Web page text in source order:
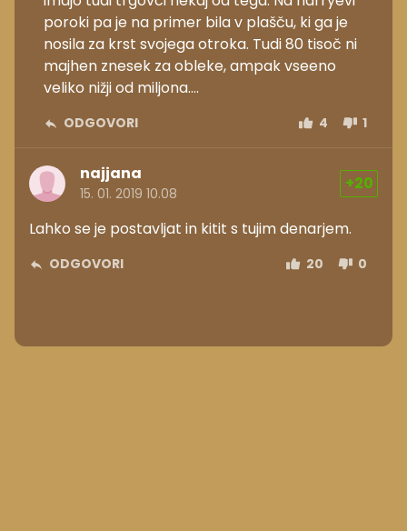
poroki pa je na primer bila v plašču, ki ga je
nosila za krst svojega otroka. Tudi 80 tisoč ni
majhen znesek za obleke, ampak vseeno
veliko nižji od miljona....
ODGOVORI 4 1
najjana
15. 01. 2019 10.08
+20
Lahko se je postavljat in kitit s tujim denarjem.
ODGOVORI 20 0